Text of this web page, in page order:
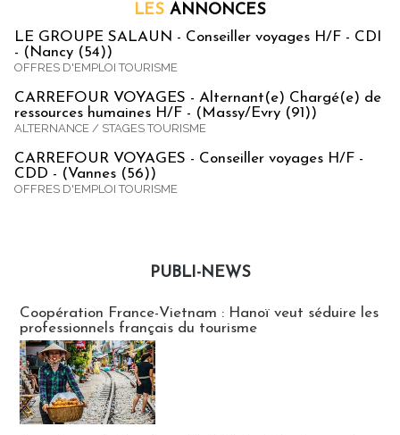
LES ANNONCES
LE GROUPE SALAUN - Conseiller voyages H/F - CDI
- (Nancy (54))
OFFRES D'EMPLOI TOURISME
CARREFOUR VOYAGES - Alternant(e) Chargé(e) de
ressources humaines H/F - (Massy/Evry (91))
ALTERNANCE / STAGES TOURISME
CARREFOUR VOYAGES - Conseiller voyages H/F -
CDD - (Vannes (56))
OFFRES D'EMPLOI TOURISME
PUBLI-NEWS
Coopération France-Vietnam : Hanoï veut séduire les
professionnels français du tourisme